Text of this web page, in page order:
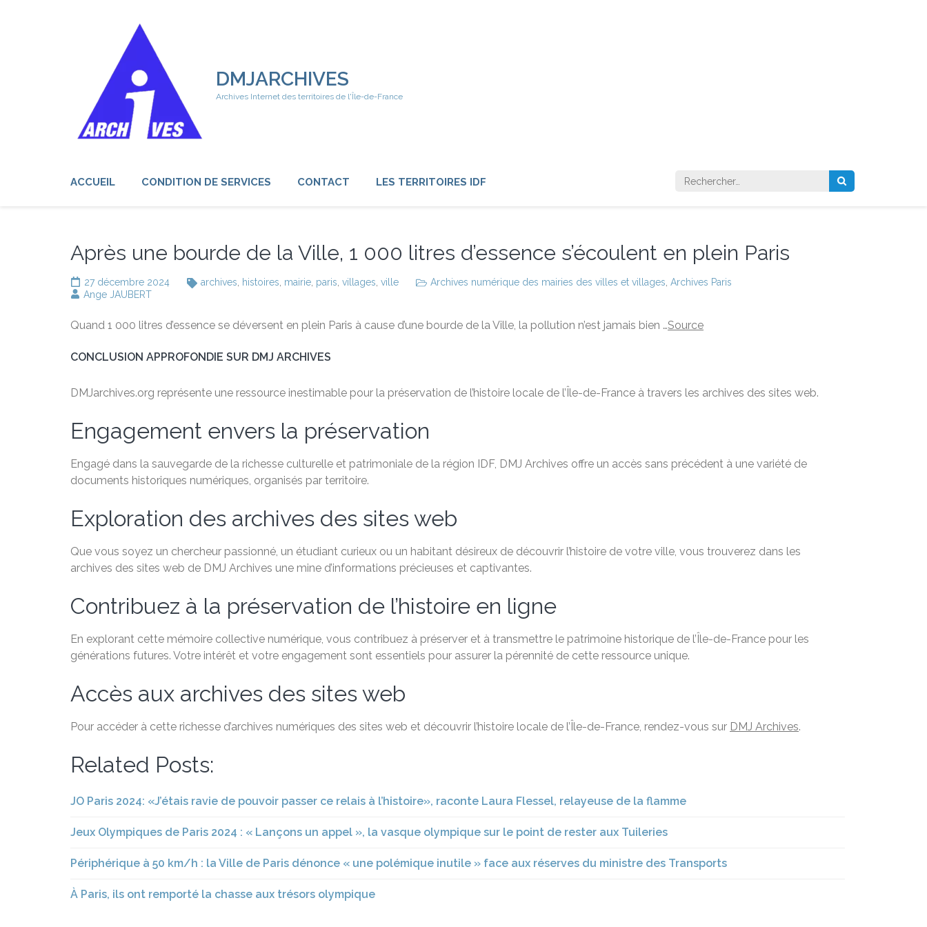
DMJARCHIVES
Archives Internet des territoires de l'Île-de-France
ACCUEIL CONDITION DE SERVICES CONTACT LES TERRITOIRES IDF Rechercher :
Après une bourde de la Ville, 1 000 litres d’essence s’écoulent en plein Paris
27 décembre 2024 archives histoires mairie paris villages ville Archives numérique des mairies des villes et villages Archives Paris
Ange JAUBERT
Quand 1 000 litres d’essence se déversent en plein Paris à cause d’une bourde de la Ville, la pollution n’est jamais bien …Source
CONCLUSION APPROFONDIE SUR DMJ ARCHIVES
DMJarchives.org représente une ressource inestimable pour la préservation de l’histoire locale de l’Île-de-France à travers les archives des sites web.
Engagement envers la préservation
Engagé dans la sauvegarde de la richesse culturelle et patrimoniale de la région IDF, DMJ Archives offre un accès sans précédent à une variété de
documents historiques numériques, organisés par territoire.
Exploration des archives des sites web
Que vous soyez un chercheur passionné, un étudiant curieux ou un habitant désireux de découvrir l’histoire de votre ville, vous trouverez dans les
archives des sites web de DMJ Archives une mine d’informations précieuses et captivantes.
Contribuez à la préservation de l’histoire en ligne
En explorant cette mémoire collective numérique, vous contribuez à préserver et à transmettre le patrimoine historique de l’Île-de-France pour les
générations futures. Votre intérêt et votre engagement sont essentiels pour assurer la pérennité de cette ressource unique.
Accès aux archives des sites web
Pour accéder à cette richesse d’archives numériques des sites web et découvrir l’histoire locale de l’Île-de-France, rendez-vous sur DMJ Archives.
Related Posts:
JO Paris 2024: «J’étais ravie de pouvoir passer ce relais à l’histoire», raconte Laura Flessel, relayeuse de la flamme
Jeux Olympiques de Paris 2024 : « Lançons un appel », la vasque olympique sur le point de rester aux Tuileries
Périphérique à 50 km/h : la Ville de Paris dénonce « une polémique inutile » face aux réserves du ministre des Transports
À Paris, ils ont remporté la chasse aux trésors olympique